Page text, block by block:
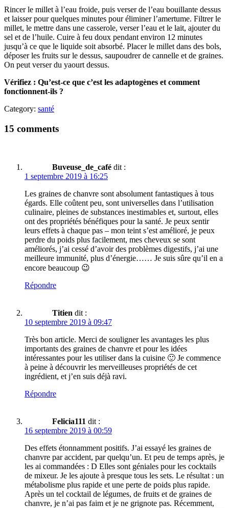
Rincer le millet à l’eau froide, puis verser de l’eau bouillante dessus
et laisser pour quelques minutes pour éliminer l’amertume. Filtrer le
millet, le mettre dans une casserole, verser l’eau et le lait, ajouter du
sel et de l’huile. Cuire à feu doux pendant environ 12 minutes
jusqu’à ce que le liquide soit absorbé. Placer le millet dans des bols,
déposer les fruits sur le dessus, saupoudrer de cannelle et de graines.
On peut verser du yaourt dessus.
Vérifiez : Qu’est-ce que c’est les adaptogènes et comment
fonctionnent-ils ?
Category: santé
15 comments
Buveuse_de_café dit :
1 septembre 2019 à 16:25
Les graines de chanvre sont absolument fantastiques à tous
égards. Elle coûtent peu, sont universelles dans l’utilisation
culinaire, pleines de substances inestimables et, surtout, elles
ont des propriétés bénéfiques pour la santé. Je peux sentir
leurs effets à chaque pas – mon teint s’est amélioré, je peux
perdre du poids plus facilement, mes cheveux se sont
améliorés, j’ai cessé d’avoir des problèmes digestifs, j’ai une
meilleure immunité, plus d’énergie…… Je suis sûre qu’il en a
encore beaucoup 😉
Répondre
Titien dit :
10 septembre 2019 à 09:47
Très bon article. Merci de souligner les avantages les plus
importants des graines de chanvre et pour les idées
intéressantes pour les utiliser dans la cuisine 🙂 Je commence
à peine à découvrir les merveilleuses propriétés de cet
ingrédient, et j’en suis déjà ravi.
Répondre
Felicia111 dit :
16 septembre 2019 à 00:59
Des effets étonnamment positifs. J’ai essayé les graines de
chanvre par accident, par quelqu’un. Et peu de temps après, je
les ai commandées : D Elles sont géniales pour les cocktails
de mixeur. Je les ajoute à presque tous les sets. Le résultat : un
métabolisme plus rapide et une perte de poids plus rapide.
Après un tel cocktail de légumes, de fruits et de graines de
chanvre, je n’ai pas faim et je ne grignote pas. Récemment,